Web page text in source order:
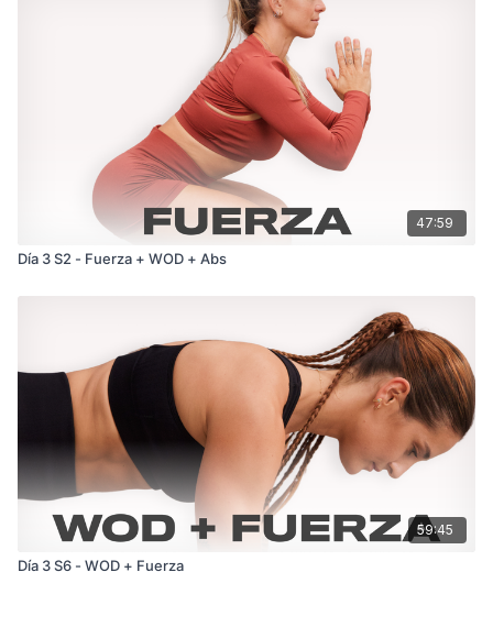
47:59
Día 3 S2 - Fuerza + WOD + Abs
59:45
Día 3 S6 - WOD + Fuerza